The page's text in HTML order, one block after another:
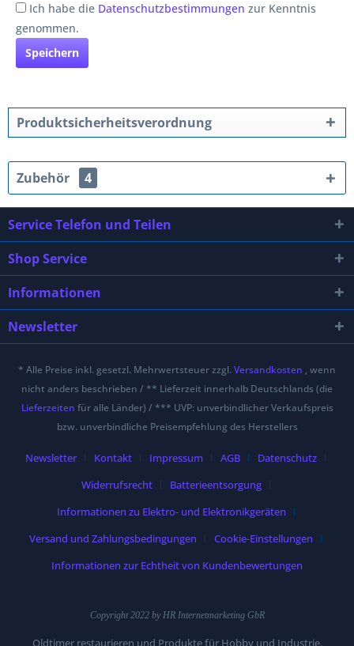
Ich habe die Datenschutzbestimmungen zur Kenntnis
genommen.
Speichern
Produktsicherheitsverordnung
Zubehör 4
Service Telefon und Teilen
Shop Service
Informationen
Newsletter
* Alle Preise inkl. gesetzl. Mehrwertsteuer zzgl. Versandkosten , wenn
nicht anders beschrieben / ** Lieferzeit innerhalb Deutschlands (die
Lieferzeiten für alle Länder) / *** UVP: unverbindlicher Verkaufspreis
bzw. unverbindliche Preisempfehlung des Herstellers
Newsletter Kontakt Impressum AGB
Datenschutz
Widerrufsrecht
Batterieentsorgung
Informationen zu Elektro- und Elektronikgeräten
Versand und Zahlungsbedingungen
Cookie-Einstellungen
Informationen zur Echtheit von Kundenbewertungen
Copyright 2022 by HR Internetmarketing GbR
Oldtimer restaurieren und Produkte für Hobby und Industrie.